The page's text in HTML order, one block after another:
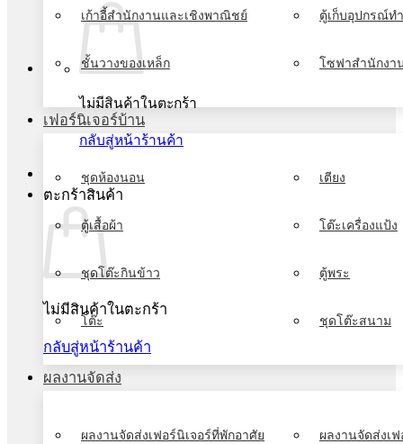
ไม่มีสินค้าในตะกร้า
กลับสู่หน้าร้านค้า
ตะกร้าสินค้า
ไม่มีสินค้าในตะกร้า
กลับสู่หน้าร้านค้า
เก้าอี้สำนักงานและเชิงพาณิชย์ ตู้เก็บอุปกรณ์ท
ชั้นวางของเหล็ก โซฟาสำนักงา
เฟอร์นิเจอร์บ้าน
ชุดห้องนอน เตียง
ตู้เสื้อผ้า โต๊ะเครื่องแป้ง
ชุดโต๊ะกินข้าว ตู้พระ
โต๊ะ ชุดโต๊ะสนาม
ผลงานจัดส่ง
ผลงานจัดส่งเฟอร์นิเจอร์ที่พักอาศัย ผลงานจัดส่งเ